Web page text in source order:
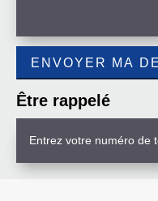
Être rappelé